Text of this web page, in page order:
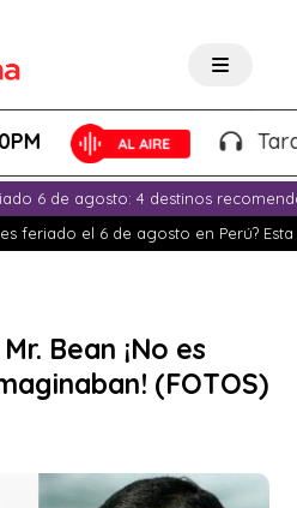
Tardeo
6 de agosto: 4 destinos
feriado el 6 de agosto en Perú?
Bean ¡No es
(FOTOS)